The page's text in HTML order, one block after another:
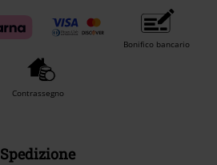
Bonifico bancario
Contrassegno
Spedizione